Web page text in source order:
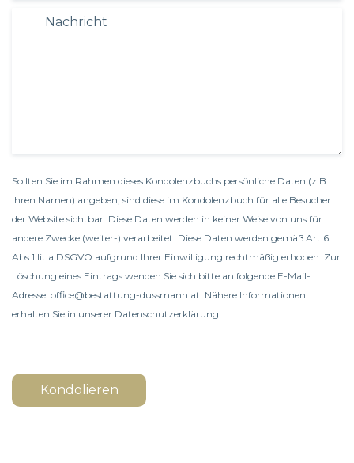
Sollten Sie im Rahmen dieses Kondolenzbuchs persönliche Daten (z.B.
Ihren Namen) angeben, sind diese im Kondolenzbuch für alle Besucher
der Website sichtbar. Diese Daten werden in keiner Weise von uns für
andere Zwecke (weiter-) verarbeitet. Diese Daten werden gemäß Art 6
Abs 1 lit a DSGVO aufgrund Ihrer Einwilligung rechtmäßig erhoben. Zur
Löschung eines Eintrags wenden Sie sich bitte an folgende E-Mail-
Adresse: office@bestattung-dussmann.at. Nähere Informationen
erhalten Sie in unserer Datenschutzerklärung.
Kondolieren